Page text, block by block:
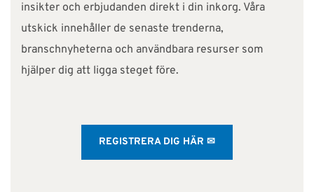
insikter och erbjudanden direkt i din inkorg. Våra
utskick innehåller de senaste trenderna,
branschnyheterna och användbara resurser som
hjälper dig att ligga steget före.
REGISTRERA DIG HÄR ✉